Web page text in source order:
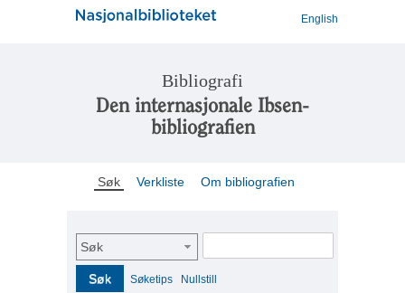
English
Bibliografi
Den internasjonale Ibsen-
bibliografien
Søk Verkliste Om bibliografien
Søk
Søk Søketips Nullstill